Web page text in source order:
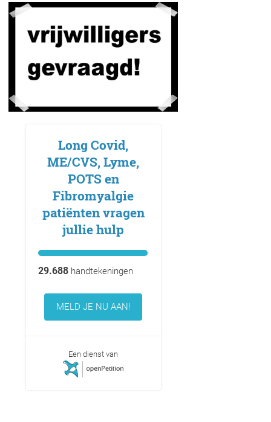
Long Covid,
ME/CVS, Lyme,
POTS en
Fibromyalgie
patiënten vragen
jullie hulp
29.688handtekeningen
MELD JE NU AAN!
Een dienst van